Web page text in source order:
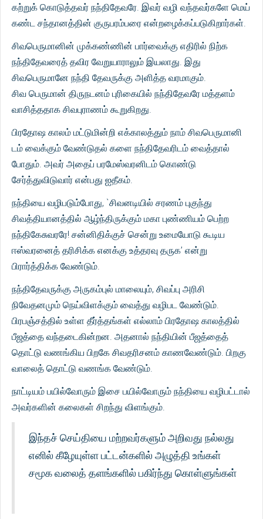
கற்றுக் கொடுத்தவர் நந்திதேவரே. இவர் வழி வந்தவர்களே மெய்
கண்ட சந்தானத்தின் குருபரம்பரை என்றழைக்கப்படுகிறார்கள்.
சிவபெருமானின் முக்கண்ணின் பார்வைக்கு எதிரில் நிற்க
நந்திதேவரைத் தவிர வேறுயாராலும் இயலாது. இது
சிவபெருமானே நந்தி தேவருக்கு அளித்த வரமாகும்.
சிவ பெருமான் திருநடனம் புரிகையில் நந்திதேவரே மத்தளம்
வாசித்ததாக சிவபுராணம் கூறுகிறது.
பிரதோஷ காலம் மட்டுமின்றி எக்காலத்தும் நாம் சிவபெருமானி
டம் வைக்கும் வேண்டுதல் களை நந்திதேவரிடம் வைத்தால்
போதும். அவர் அதைப் பரமேஸ்வரனிடம் கொண்டு
சேர்த்துவிடுவார் என்பது ஐதீகம்.
நந்தியை வழிபடும்போது, `சிவனடியில் சரணம் புகுந்து
சிவத்தியானத்தில் ஆழ்ந்திருக்கும் மகா புண்ணியம் பெற்ற
நந்திகேசுவரரே! சன்னிதிக்குச் சென்று உமையோடு கூடிய
ஈஸ்வரனைத் தரிசிக்க எனக்கு உத்தரவு தருக’ என்று
பிரார்த்திக்க வேண்டும்.
நந்திதேவருக்கு அருகம்புல் மாலையும், சிவப்பு அரிசி
நிவேதனமும் நெய்விளக்கும் வைத்து வழிபட வேண்டும்.
பிரபஞ்சத்தில் உள்ள தீர்த்தங்கள் எல்லாம் பிரதோஷ காலத்தில்
பீஜத்தை வந்தடைகின்றன. அதனால் நந்தியின் பீஜத்தைத்
தொட்டு வணங்கிய பிறகே சிவதரிசனம் காணவேண்டும். பிறகு
வாலைத் தொட்டு வணங்க வேண்டும்.
நாட்டியம் பயில்வோரும் இசை பயில்வோரும் நந்தியை வழிபட்டால்
அவர்களின் கலைகள் சிறந்து விளங்கும்.
இந்தச் செய்தியை மற்றவர்களும் அறிவது நல்லது
எனில் கீழேயுள்ள பட்டன்களில் அழுத்தி உங்கள்
சமூக வலைத் தளங்களில் பகிர்ந்து கொள்ளுங்கள்